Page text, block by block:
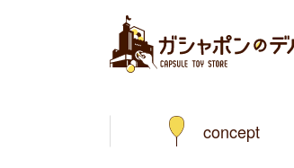
concept